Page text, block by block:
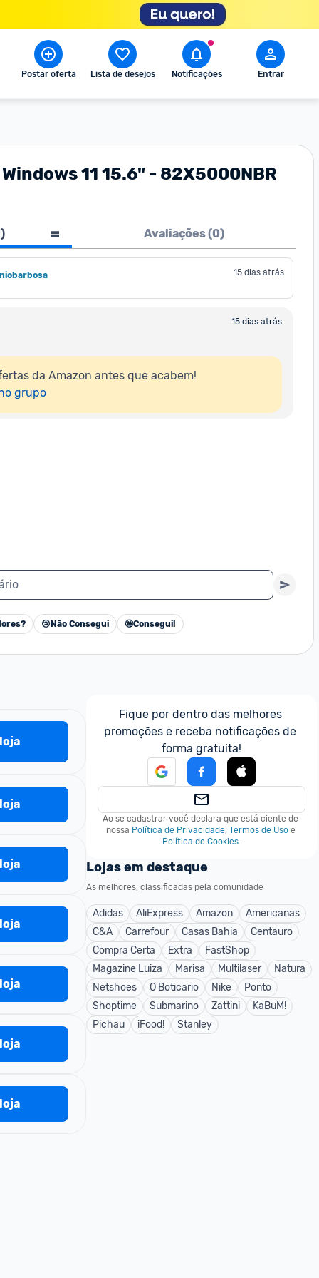
Postar oferta Lista de desejos Notificações Entrar
11 15.6" - 82X5000NBR
) Avaliações (0)
15 dias atrás
15 dias atrás
da Amazon antes que acabem!
grupo
😢 Não Consegui 🤩Consegui!
Fique por dentro das melhores
promoções e receba notificações de
forma gratuita!
Ao se cadastrar você declara que está ciente de
nossa Política de Privacidade, Termos de Uso e
Política de Cookies.
Lojas em destaque
As melhores, classificadas pela comunidade
Adidas AliExpress Amazon
Americanas
C&A
Carrefour Casas Bahia
Centauro
Compra Certa
Extra
FastShop
Magazine Luiza
Marisa Multilaser
Natura
Netshoes
O Boticario Nike
Ponto
Shoptime
Submarino Zattini
KaBuM!
Pichau
iFood! Stanley